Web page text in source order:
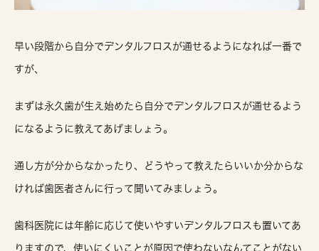
早い段階から自分でデンタルフロスが通せるようになれば一番で
すが、
まずは永久歯が生え始めたら自分でデンタルフロスが通せるよう
になるように教えてあげましょう。
通し方が分からなかったり、どうやって教えたらいいか分からな
ければ歯医者さんに行って聞いてみましょう。
歯科医院には年齢に応じて使いやすいデンタルフロスも置いてあ
りますので、使いにくいことが原因で使わないなんてことがない